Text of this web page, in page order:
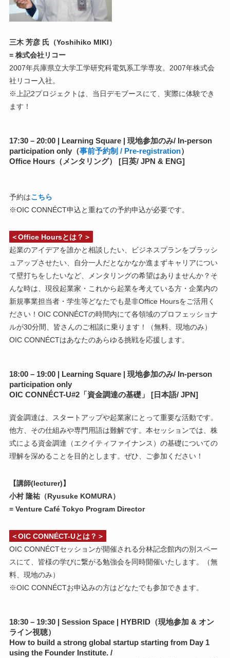
三木 芳彦 氏（Yoshihiko MIKI）
= 株式会社リコー
2007年兵庫県立大学工学研究科電気系工学専攻。2007年株式会
社リコー入社。
※上記2プロジェクトは、当日デモブースにて、実際に体験でき
ます！
17:30 – 20:00 | Learning Square | 現地参加のみ/ In-person
participation only（事前予約制 / Pre-registration）
Office Hours（メンタリング） [日英/ JPN & ENG]
予約はこちら
※OIC CONNÉCT申込と重ねての予約申込が必要です。
＜Office Hoursとは？＞
起業のアイデアを誰かと相談したい、ビジネスプランをブラッシ
ュアップさせたい、自分一人だとなかなか進まずキャリアについ
て壁打ちをしたいなど、メンタリングの希望はありませんか？そ
んな時は、現役起業家・これから起業を考えている方・企業内の
新規事業担当者・学生等どなたでも是非Office Hoursをご活用く
ださい！OIC CONNÉCTの時間内にて各領域のプロフェッショナ
ルが30分間、皆さんのご相談に乗ります！（無料、現地のみ）
OIC CONNÉCTはあなたのあらゆる挑戦を応援します。
18:00 – 19:00 | Learning Square | 現地参加のみ/ In-person
participation only
OIC CONNÉCT-U#2「資金調達の基礎」 [日本語/ JPN]
資金調達は、スタートアップや起業家にとって重要な活動です。
他方、その仕組みや専門用語は難解です。本セッションでは、株
式による資金調達（エクイティファイナンス）の基礎についての
理解を深めることを目的とします。ぜひ、ご参加ください！
【講師(lecturer)】
小村 隆祐（Ryusuke KOMURA）
= Venture Café Tokyo Program Director
＜OIC CONNÉCT-Uとは？＞
OIC CONNÉCTセッションが開催される分林記念館内の別スペー
スにて、皆様の学びに繋がる勉強会を同時開催いたします。（無
料、現地のみ）
※OIC CONNÉCTお申込みの方はどなたでも参加できます。
18:30 – 19:30 | Session Space | HYBRID（現地参加 & オン
ライン視聴）
How to build a strong global startup starting from Day 1
using the Founder Institute. /